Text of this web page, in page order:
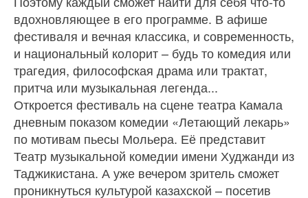
вдохновляющее в его про­грамме. В афише
фестиваля и вечная клас­сика, и современность,
и национальный колорит – будь то комедия или
трагедия, философская драма или трактат,
притча или музыкальная легенда...
Откроется фестиваль на сцене театра Камала
дневным показом комедии «Ле­тающий лекарь»
по мотивам пьесы Мольера. Её представит
Театр музыкальной комедии имени Худжанди из
Таджики­стана. А уже вечером зритель сможет
про­никнуться культурой казахской – посетив